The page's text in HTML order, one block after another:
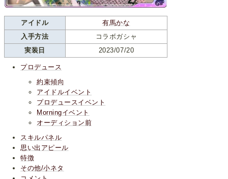
アイドル
有馬かな
入手方法
コラボガシャ
実装日
2023/07/20
プロデュース
約束傾向
アイドルイベント
プロデュースイベント
Morningイベント
オーディション前
スキルパネル
思い出アピール
特徴
その他/小ネタ